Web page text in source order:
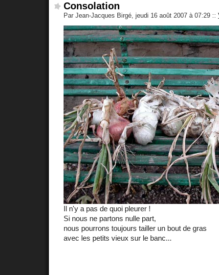
Consolation
Par Jean-Jacques Birgé, jeudi 16 août 2007 à 07:29 ::
Il n'y a pas de quoi pleurer !
Si nous ne partons nulle part,
nous pourrons toujours tailler un bout de gras
avec les petits vieux sur le banc...